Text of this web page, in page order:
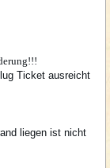
Ticket ausreicht
liegen ist nicht